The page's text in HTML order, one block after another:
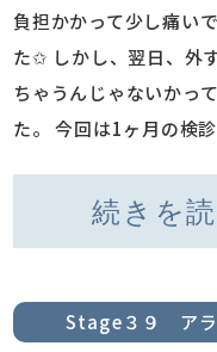
負担かかって少し痛い
た✩ しかし、翌日、外
ちゃうんじゃないかっ
た。 今回は1ヶ月の検
続きを
Stage３９ アラ